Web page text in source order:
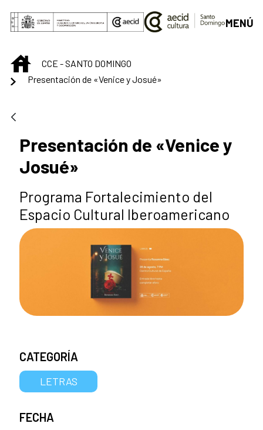
Saltar al contenido principal
MENÚ
INICIOCCE - SANTO DOMINGO
Presentación de «Venice y Josué»
Presentación de «Venice y
Josué»
Programa Fortalecimiento del
Espacio Cultural Iberoamericano
CATEGORÍA
LETRAS
FECHA